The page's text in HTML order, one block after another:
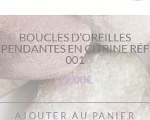
BOUCLES D’OREILLES
PENDANTES EN CITRINE RÉF
001
29,00€
AJOUTER AU PANIER